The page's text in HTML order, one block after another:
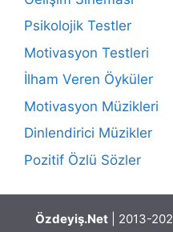
Psikolojik Testler
Motivasyon Testleri
İlham Veren Öyküler
Motivasyon Müzikleri
Dinlendirici Müzikler
Pozitif Özlü Sözler
Özdeyiş.Net| 2013-